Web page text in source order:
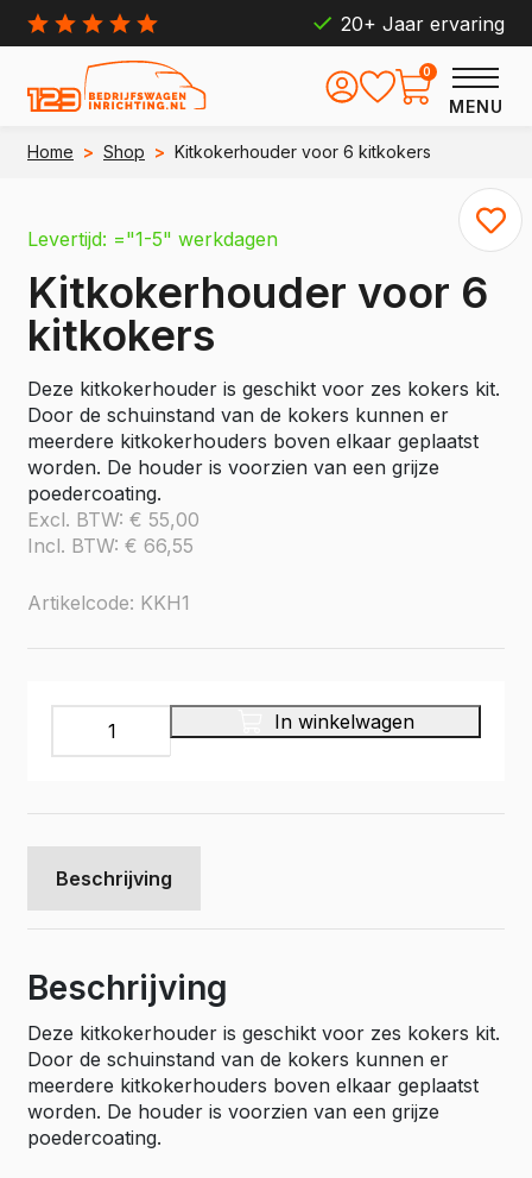
20+ Jaar ervaring
MENU
0
Home > Shop > Kitkokerhouder voor 6 kitkokers
Levertijd: ="1-5" werkdagen
Kitkokerhouder voor 6
kitkokers
Deze kitkokerhouder is geschikt voor zes kokers kit.
Door de schuinstand van de kokers kunnen er
meerdere kitkokerhouders boven elkaar geplaatst
worden. De houder is voorzien van een grijze
poedercoating.
Excl. BTW: € 55,00
Incl. BTW: € 66,55
Artikelcode: KKH1
Kitkokerhouder
In winkelwagen
Beschrijving
Beschrijving
Deze kitkokerhouder is geschikt voor zes kokers kit.
Door de schuinstand van de kokers kunnen er
meerdere kitkokerhouders boven elkaar geplaatst
worden. De houder is voorzien van een grijze
poedercoating.